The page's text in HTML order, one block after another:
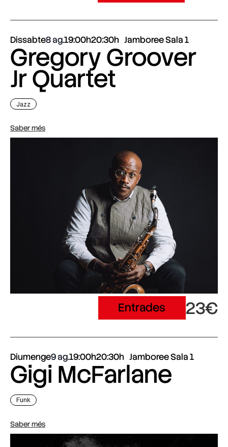
Dissabte8 ag.19:00h20:30h Jamboree Sala 1
Gregory Groover
Jr Quartet
Jazz
Saber més
Entrades 23€
Diumenge9 ag.19:00h20:30h Jamboree Sala 1
Gigi McFarlane
Funk
Saber més